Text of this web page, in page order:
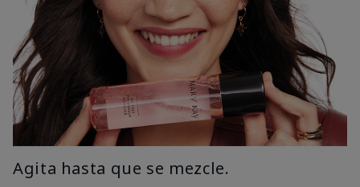
Agita hasta que se mezcle.